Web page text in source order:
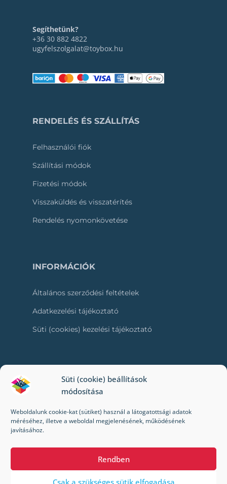
Süti (cookie) beállítások
módosítása
Weboldalunk cookie-kat (sütiket) használ a látogatottsági adatok
méréséhez, illetve a weboldal megjelenésének, működésének
javításához.
Rendben
Csak a szükséges sütik elfogadása
Segíthetünk?
+36 30 882 4822
ugyfelszolgalat@toybox.hu
RENDELÉS ÉS SZÁLLÍTÁS
Felhasználói fiók
Szállítási módok
Fizetési módok
Visszaküldés és visszatérítés
Rendelés nyomonkövetése
INFORMÁCIÓK
Általános szerződési feltételek
Adatkezelési tájékoztató
Süti (cookies) kezelési tájékoztató
RÓLUNK
Kik vagyunk mi?